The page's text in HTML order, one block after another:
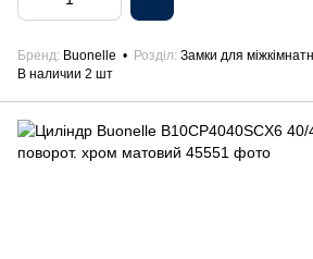
Бренд Buonelle Розділ Замки для
В наличии 2 шт